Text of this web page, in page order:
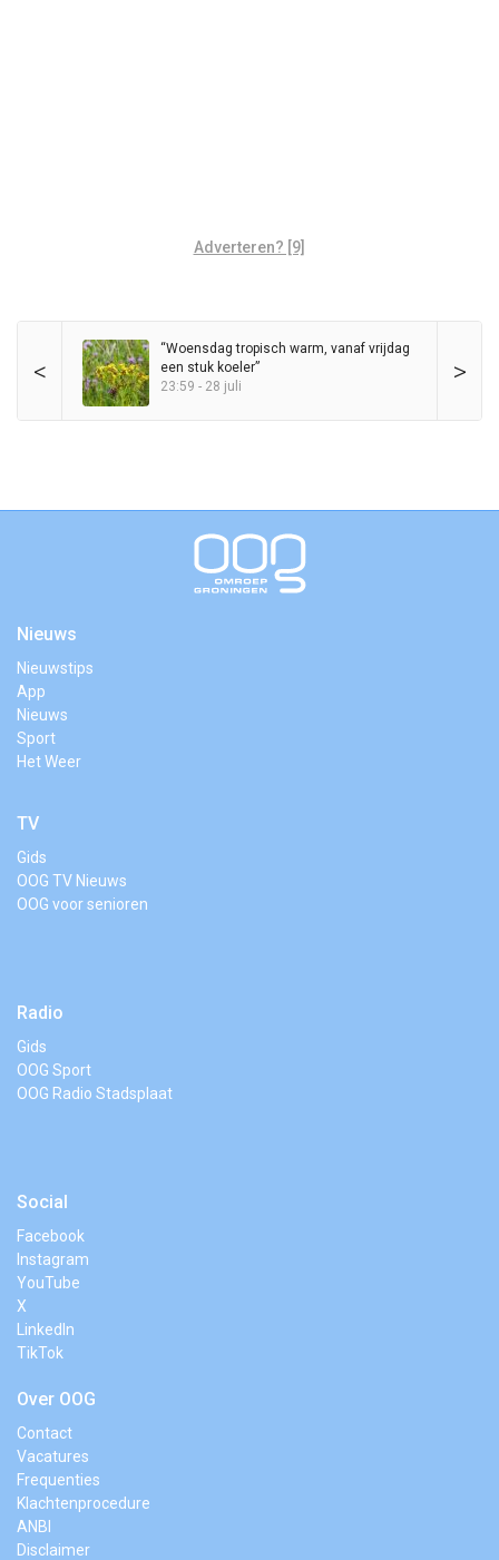
Adverteren? [9]
< >
“Woensdag tropisch warm, vanaf vrijdag
een stuk koeler”
23:59 - 28 juli
Nieuws
Nieuwstips
App
Nieuws
Sport
Het Weer
TV
Gids
OOG TV Nieuws
OOG voor senioren
Radio
Gids
OOG Sport
OOG Radio Stadsplaat
Social
Facebook
Instagram
YouTube
X
LinkedIn
TikTok
Over OOG
Contact
Vacatures
Frequenties
Klachtenprocedure
ANBI
Disclaimer